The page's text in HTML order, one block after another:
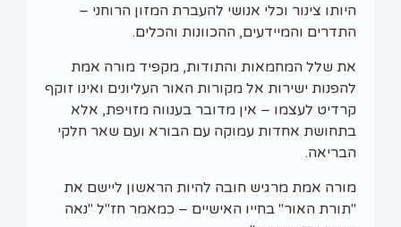
היותו צינור וכלי אנושי להעברת המזון הרוחני –
התדרים והמיידעים, ההכוונות והכלים.
את שלל המחמאות והתודות, מקפיד מורה אמת
להפנות ישירות אל מקורות האור העליונים ואינו זוקף
קרדיט לעצמו – אין מדובר בענווה מזויפת, אלא
בתחושת אחדות עמוקה עם הבורא ועם שאר חלקי
הבריאה.
מורה אמת מרגיש חובה להיות הראשון ליישם את
"תורת האור" בחייו האישיים – כמאמר חז"ל "נאה